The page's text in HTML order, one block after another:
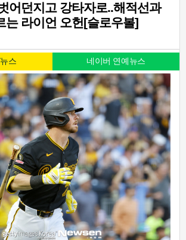
어던지고 강타자로..해적선과
는 라이언 오헌[슬로우볼]
스 네이버 연예뉴스